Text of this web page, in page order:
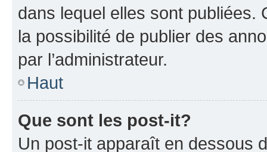
dans lequel elles sont publiées.
la possibilité de publier des
par l’administrateur.
Haut
Que sont les post-it?
Un post-it apparaît en dessous